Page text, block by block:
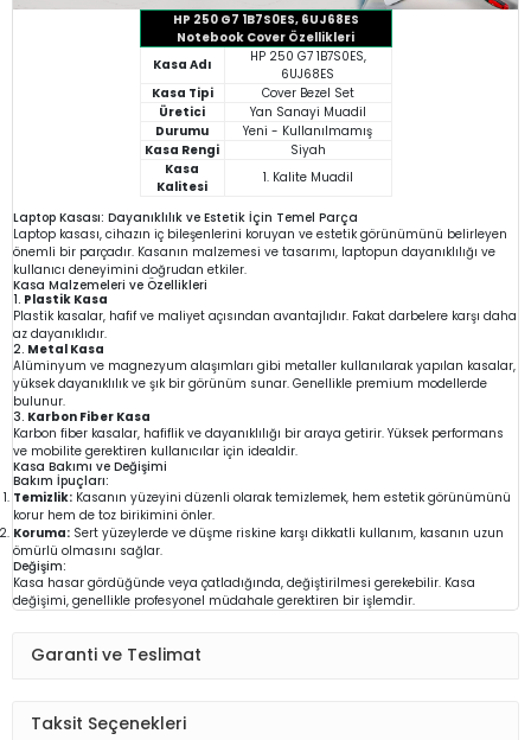
HP 250 G7 1B7S0ES, 6UJ68ES
Notebook Cover Özellikleri
Kasa Adı
HP 250 G7 1B7S0ES,
6UJ68ES
Kasa Tipi
Cover Bezel Set
Üretici
Yan Sanayi Muadil
Durumu
Yeni - Kullanılmamış
Kasa Rengi
Siyah
Kasa
Kalitesi
1. Kalite Muadil
Laptop Kasası: Dayanıklılık ve Estetik İçin Temel Parça
Laptop kasası, cihazın iç bileşenlerini koruyan ve estetik görünümünü belirleyen
önemli bir parçadır. Kasanın malzemesi ve tasarımı, laptopun dayanıklılığı ve
kullanıcı deneyimini doğrudan etkiler.
Kasa Malzemeleri ve Özellikleri
1. Plastik Kasa
Plastik kasalar, hafif ve maliyet açısından avantajlıdır. Fakat darbelere karşı daha
az dayanıklıdır.
2. Metal Kasa
Alüminyum ve magnezyum alaşımları gibi metaller kullanılarak yapılan kasalar,
yüksek dayanıklılık ve şık bir görünüm sunar. Genellikle premium modellerde
bulunur.
3. Karbon Fiber Kasa
Karbon fiber kasalar, hafiflik ve dayanıklılığı bir araya getirir. Yüksek performans
ve mobilite gerektiren kullanıcılar için idealdir.
Kasa Bakımı ve Değişimi
Bakım İpuçları:
Temizlik: Kasanın yüzeyini düzenli olarak temizlemek, hem estetik görünümünü
korur hem de toz birikimini önler.
Koruma: Sert yüzeylerde ve düşme riskine karşı dikkatli kullanım, kasanın uzun
ömürlü olmasını sağlar.
Değişim:
Kasa hasar gördüğünde veya çatladığında, değiştirilmesi gerekebilir. Kasa
değişimi, genellikle profesyonel müdahale gerektiren bir işlemdir.
Garanti ve Teslimat
Taksit Seçenekleri